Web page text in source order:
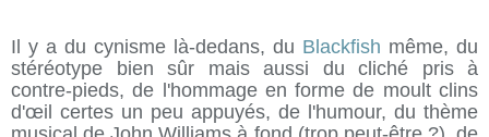
Il y a du cynisme là-dedans, du Blackfish même, du
stéréotype bien sûr mais aussi du cliché pris à
contre-pieds, de l'hommage en forme de moult clins
d'œil certes un peu appuyés, de l'humour, du thème